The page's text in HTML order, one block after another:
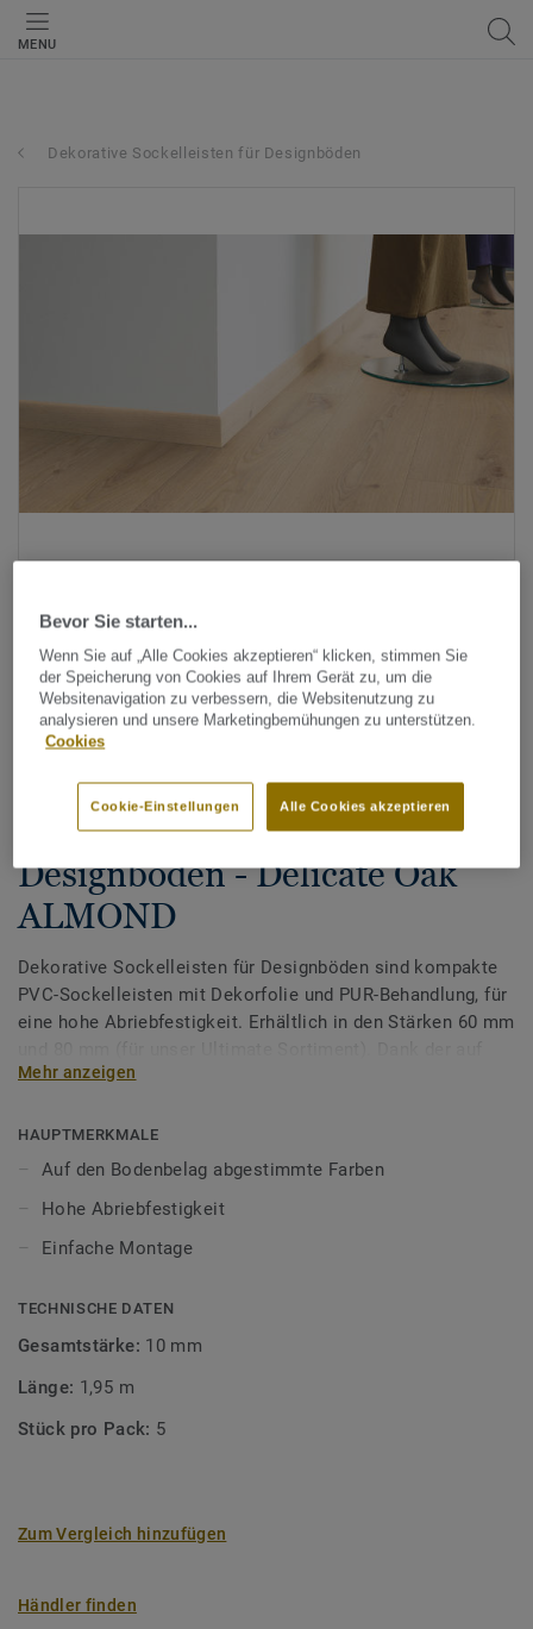
MENU
Dekorative Sockelleisten für Designböden
Alle Designs anzeigen (200)
Dekorative Sockelleisten für
Designböden - Delicate Oak
ALMOND
Dekorative Sockelleisten für Designböden sind kompakte
PVC-Sockelleisten mit Dekorfolie und PUR-Behandlung, für
eine hohe Abriebfestigkeit. Erhältlich in den Stärken 60 mm
unsere Designböden abgestimmten Farben sorgen Sie für
Mehr anzeigen
HAUPTMERKMALE
Auf den Bodenbelag abgestimmte Farben
Hohe Abriebfestigkeit
Einfache Montage
TECHNISCHE DATEN
Gesamtstärke: 10 mm
Länge: 1,95 m
Stück pro Pack: 5
Zum Vergleich hinzufügen
Händler finden
Bevor Sie starten...
Wenn Sie auf „Alle Cookies akzeptieren“ klicken, stimmen Sie
der Speicherung von Cookies auf Ihrem Gerät zu, um die
Websitenavigation zu verbessern, die Websitenutzung zu
analysieren und unsere Marketingbemühungen zu unterstützen.
Cookies
Alle Cookies akzeptieren
Cookie-Einstellungen